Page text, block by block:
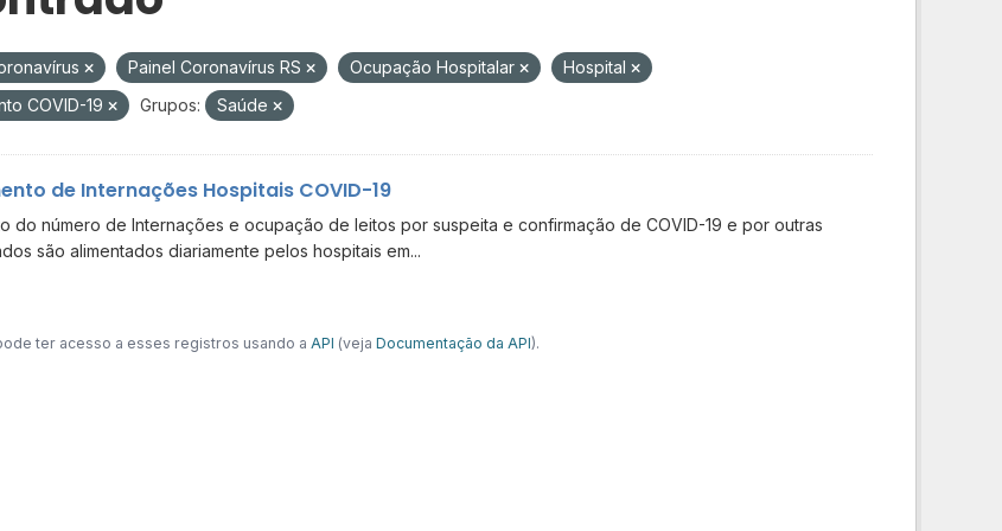
Painel Coronavírus RS Ocupação Hospitalar
Hospital
COVID-19
Grupos: Saúde
de Internações Hospitais COVID-19
do número de Internações e ocupação de leitos por suspeita e confirmação de COVID-19 e por outras
são alimentados diariamente pelos hospitais em...
ter acesso a esses registros usando a API (veja Documentação da API).